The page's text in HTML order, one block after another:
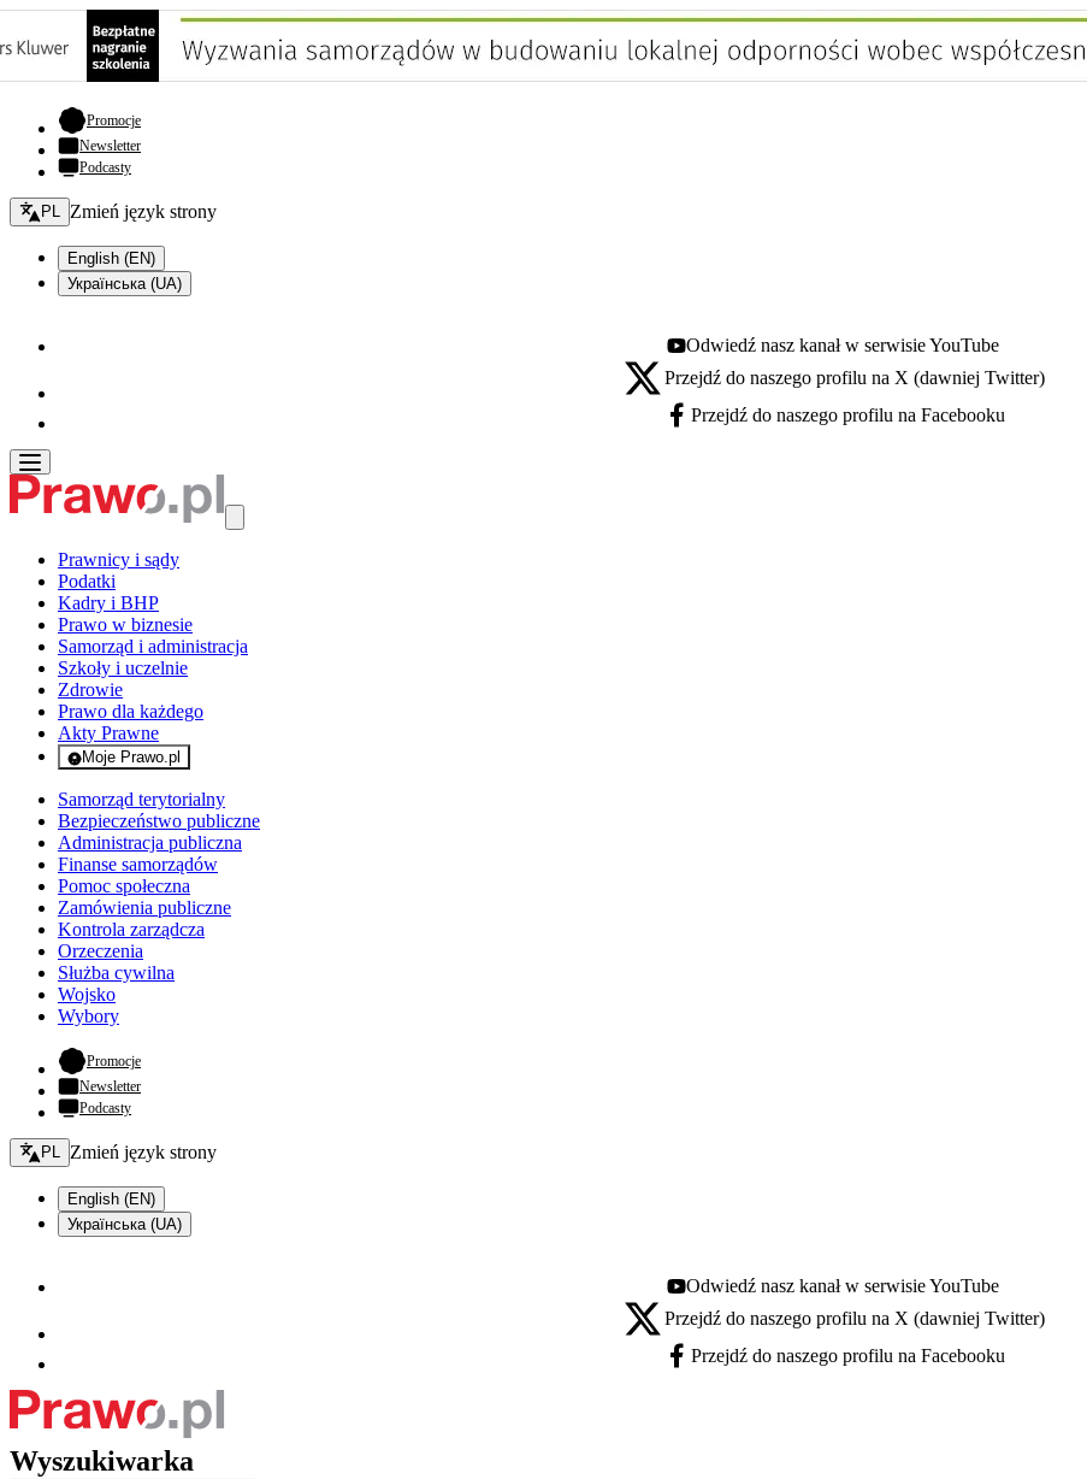
Promocje- otwiera się w nowej karcie
Newsletter
Podcasty
Zmień język - bieżący:
PL Zmień język strony
English (EN)
Українська (UA)
Youtube - otwiera się w nowej karcie
Odwiedź nasz kanał w serwisie YouTube
X - otwiera się w nowej karcie
Przejdź do naszego profilu na X (dawniej Twitter)
Facebook - otwiera się w nowej karcie
Przejdź do naszego profilu na Facebooku
Prawnicy i sądy
Podatki
Kadry i BHP
Prawo w biznesie
Samorząd i administracja
Szkoły i uczelnie
Zdrowie
Prawo dla każdego
Akty Prawne
Moje Prawo.pl
- rejestracja i logowanie do serwisu
Samorząd terytorialny
Bezpieczeństwo publiczne
Administracja publiczna
Finanse samorządów
Pomoc społeczna
Zamówienia publiczne
Kontrola zarządcza
Orzeczenia
Służba cywilna
Wojsko
Wybory
Promocje- otwiera się w nowej karcie
Newsletter
Podcasty
Zmień język - bieżący:
PL Zmień język strony
English (EN)
Українська (UA)
Youtube - otwiera się w nowej karcie
Odwiedź nasz kanał w serwisie YouTube
X - otwiera się w nowej karcie
Przejdź do naszego profilu na X (dawniej Twitter)
Facebook - otwiera się w nowej karcie
Przejdź do naszego profilu na Facebooku
Wyszukiwarka